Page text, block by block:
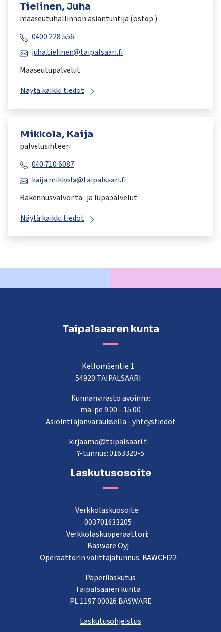
Tielinen, Juha
maaseutuhallinnon asiantuntija (ostop.)
0400 228 556
juha.tielinen@taipalsaari.fi
Maaseutupalvelut
Näytä kaikki tiedot
Mikkola, Kaija
palvelusihteeri
040 710 6087
kaija.mikkola@taipalsaari.fi
Rakennusvalvonta- ja lupapalvelut
Näytä kaikki tiedot
Taipalsaaren kunta
Kellomäentie 1
54920 TAIPALSAARI
Kunnanvirasto avoinna:
ma-pe 9.00 - 15.00
Asiointi ajanvarauksella -yhteystiedot
kirjaamo@taipalsaari.fi
Y-tunnus: 0163320-5
Laskutusosoite
Verkkolaskuosoite:
003701633205
Verkkolaskuoperaattori:
Basware Oyj
Operaattorin välittäjätunnus: BAWCFI22
Paperilaskutus
Taipalsaaren kunta
PL 1197 00026 BASWARE
Laskutusohjeistus